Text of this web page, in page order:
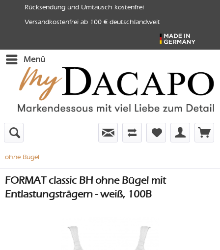
Rücksendung und Umtausch kostenfrei
Versandkostenfrei ab 100 € deutschlandweit
Menü
ohne Bügel
FORMAT classic BH ohne Bügel mit
Entlastungsträgern - weiß, 100B